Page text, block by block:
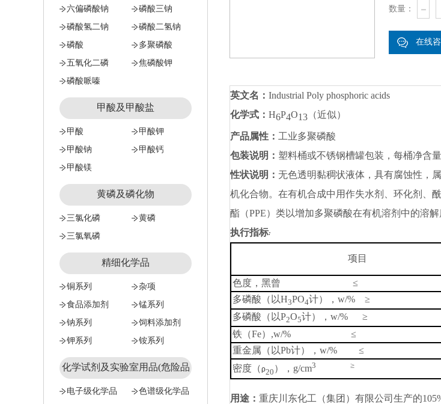
六偏磷酸钠
磷酸三钠
磷酸氢二钠
磷酸二氢钠
磷酸
多聚磷酸
五氧化二磷
焦磷酸钾
磷酸哌嗪
甲酸及甲酸盐
甲酸
甲酸钾
甲酸钠
甲酸钙
甲酸镁
黄磷及磷化物
三氯化磷
黄磷
三氯氧磷
精细化学品
铜系列
杂项
食品添加剂
锰系列
钠系列
饲料添加剂
钾系列
铵系列
化学试剂及实验室用品(危险品
试剂只能公对公）
电子级化学品
色谱级化学品
数量： -
在线
英文名 ： Industrial Poly phosphoric acids
化学式 ： H6P4O13 （近似）
产品属性 ： 工业多聚磷酸
包装说明 ： 塑料桶或不锈钢槽罐包装，每桶净含
性状说明 ： 无色透明黏稠状液体，具有腐蚀性，
机化合物。在有机合成中用作失水剂、环化剂、
酯（PPE）类以增加多聚磷酸在有机溶剂中的溶
执行指标:
项目
色度，黑曾 ≤
多磷酸（以H3PO4计），w/% ≥
多磷酸（以P2O5计），w/% ≥
铁（Fe）,w/% ≤
重金属（以Pb计），w/% ≤
密度（ρ20 ），g/cm3 ≥
用途： 重庆川东化工（集团）有限公司生产的